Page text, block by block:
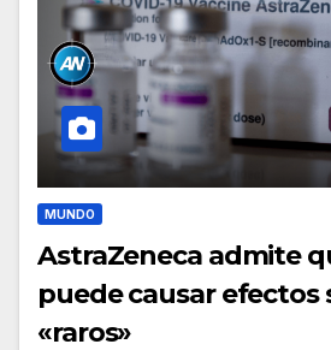
MUNDO
AstraZeneca admite
puede causar efectos
«raros»